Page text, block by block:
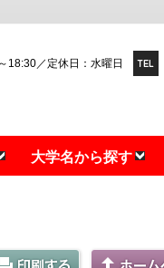
18:30／定休日：水曜日
大学名から探す